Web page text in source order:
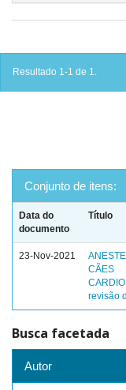
Resultado 1-1 de 1.
Conjunto de itens:
Data do
documento
Título
23-Nov-2021
CÃES
revisão
Busca facetada
Autor